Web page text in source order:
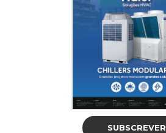
SUBSCREVER